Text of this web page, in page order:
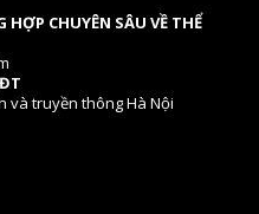
CHUYÊN SÂU VỀ THỂ
và truyền thông Hà Nội